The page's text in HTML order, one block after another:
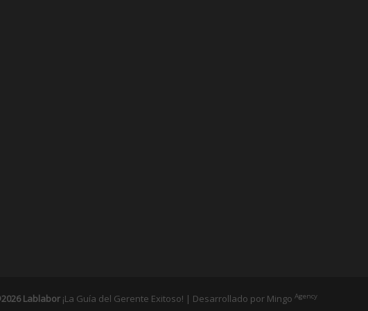
Lablabor ¡La Guía del Gerente Exitoso! | Desarrollado por Mingo Agency